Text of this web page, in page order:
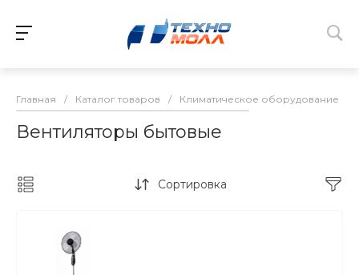
Главная / Каталог товаров / Климатическое оборудование
Вентиляторы бытовые
Сортировка